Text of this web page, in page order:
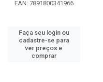
EAN: 7891800341966
Faça seu login ou
cadastre-se para
ver preços e
comprar